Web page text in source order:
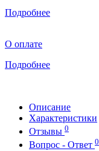
Подробнее
О оплате
Подробнее
Описание
Характеристики
Отзывы 0
Вопрос - Ответ 0